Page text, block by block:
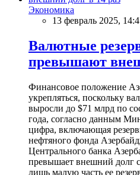
Экономика
13 февраль 2025,
Валютные
превышают
Финансовое положение
укрепляться, поскольку
выросли до $71 млрд по
года, согласно данным
цифра, включающая
нефтяного фонда
Центрального банка
превышает внешний долг
лишь малую часть ее